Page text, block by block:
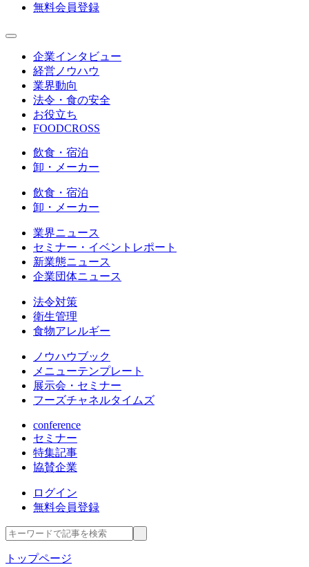
無料会員登録
企業インタビュー
経営ノウハウ
業界動向
法令・食の安全
お役立ち
FOODCROSS
飲食・宿泊
卸・メーカー
飲食・宿泊
卸・メーカー
業界ニュース
セミナー・イベントレポート
新業態ニュース
企業団体ニュース
法令対策
衛生管理
食物アレルギー
ノウハウブック
メニューテンプレート
展示会・セミナー
フーズチャネルタイムズ
conference
セミナー
特集記事
協賛企業
ログイン
無料会員登録
トップページ